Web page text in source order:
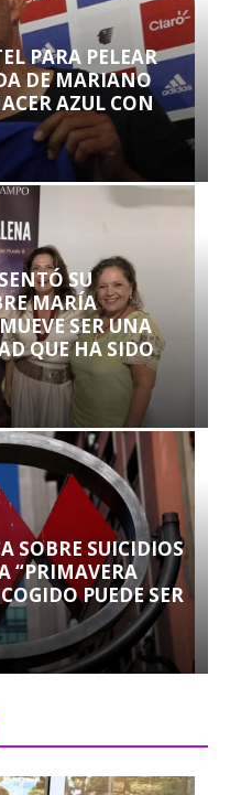
PARA PELEAR
DE MARIANO
AZUL CON
SU
MARÍA
SER UNA
QUE HA SIDO
SOBRE SUICIDIOS
“PRIMAVERA
PUEDE SER